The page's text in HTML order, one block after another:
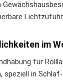
Lichtzufuhr
im
für
speziell in